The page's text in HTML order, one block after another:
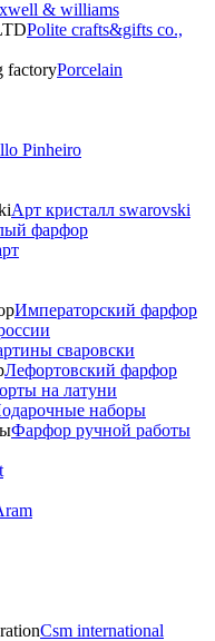
& williams
Polite crafts&gifts co.,
Porcelain
Pinheiro
Арт кристалл swarovski
фарфор
Императорский фарфор
сваровски
Лефортовский фарфор
на латуни
наборы
Фарфор ручной работы
Csm international